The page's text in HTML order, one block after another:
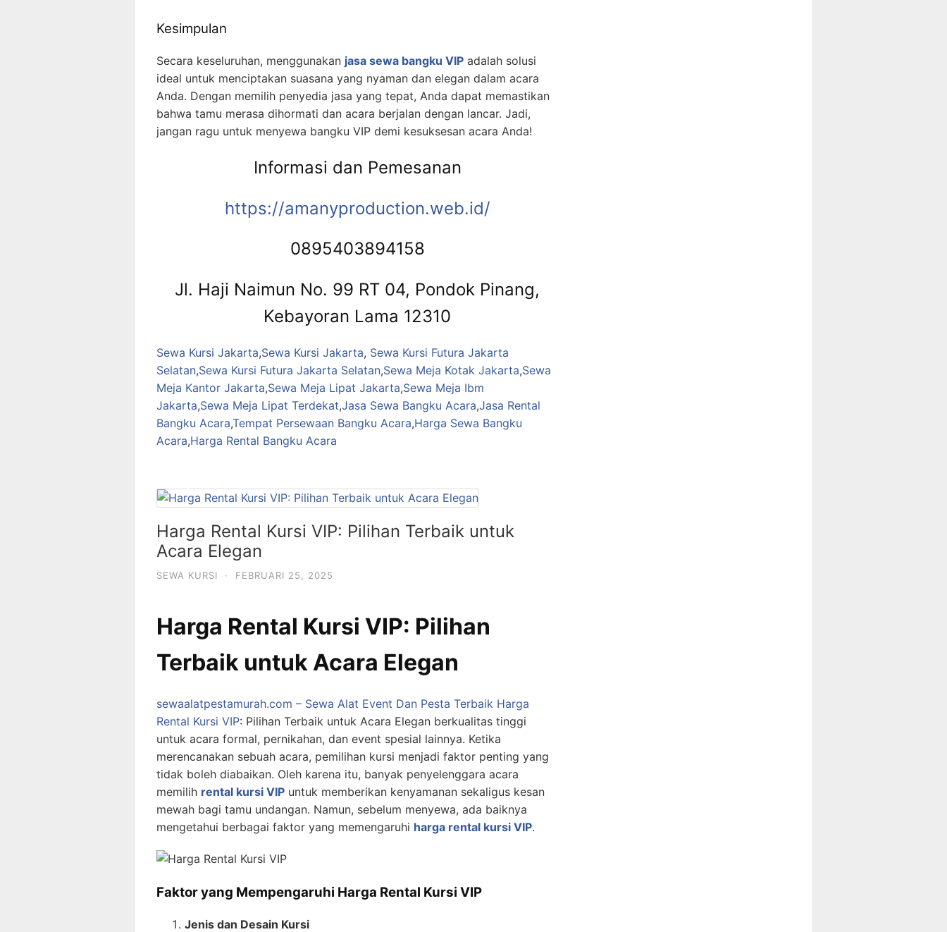
Kesimpulan
Secara keseluruhan, menggunakan jasa sewa bangku VIP adalah solusi
ideal untuk menciptakan suasana yang nyaman dan elegan dalam acara
Anda. Dengan memilih penyedia jasa yang tepat, Anda dapat memastikan
bahwa tamu merasa dihormati dan acara berjalan dengan lancar. Jadi,
jangan ragu untuk menyewa bangku VIP demi kesuksesan acara Anda!
Informasi dan Pemesanan
https://amanyproduction.web.id/
0895403894158
Jl. Haji Naimun No. 99 RT 04, Pondok Pinang,
Kebayoran Lama 12310
Sewa Kursi Jakarta,Sewa Kursi Jakarta, Sewa Kursi Futura Jakarta
Selatan,Sewa Kursi Futura Jakarta Selatan,Sewa Meja Kotak Jakarta,Sewa
Meja Kantor Jakarta,Sewa Meja Lipat Jakarta,Sewa Meja Ibm
Jakarta,Sewa Meja Lipat Terdekat,Jasa Sewa Bangku Acara,Jasa Rental
Bangku Acara,Tempat Persewaan Bangku Acara,Harga Sewa Bangku
Acara,Harga Rental Bangku Acara
Harga Rental Kursi VIP: Pilihan Terbaik untuk
Acara Elegan
SEWA KURSI · FEBRUARI 25, 2025
Harga Rental Kursi VIP: Pilihan
Terbaik untuk Acara Elegan
sewaalatpestamurah.com – Sewa Alat Event Dan Pesta Terbaik Harga
Rental Kursi VIP: Pilihan Terbaik untuk Acara Elegan berkualitas tinggi
untuk acara formal, pernikahan, dan event spesial lainnya. Ketika
merencanakan sebuah acara, pemilihan kursi menjadi faktor penting yang
tidak boleh diabaikan. Oleh karena itu, banyak penyelenggara acara
memilih rental kursi VIP untuk memberikan kenyamanan sekaligus kesan
mewah bagi tamu undangan. Namun, sebelum menyewa, ada baiknya
mengetahui berbagai faktor yang memengaruhi harga rental kursi VIP.
Faktor yang Mempengaruhi Harga Rental Kursi VIP
Jenis dan Desain Kursi